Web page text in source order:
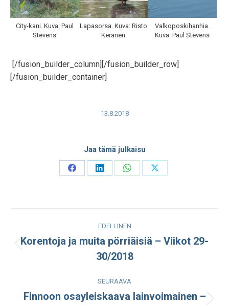
City-kani. Kuva: Paul
Stevens
Lapasorsa. Kuva: Risto
Keränen
Valkoposkihanhia.
Kuva: Paul Stevens
[/fusion_builder_column][/fusion_builder_row]
[/fusion_builder_container]
13.8.2018
Jaa tämä julkaisu
Share
Share
Share
Share
navigation
EDELLINEN
julkaisu:
Korentoja ja muita pörriäisiä – Viikot 29-
30/2018
SEURAAVA
Finnoon osayleiskaava lainvoimainen –